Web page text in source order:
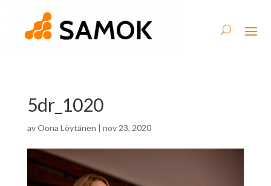
5dr_1020
avOona Löytänen | nov 23, 2020